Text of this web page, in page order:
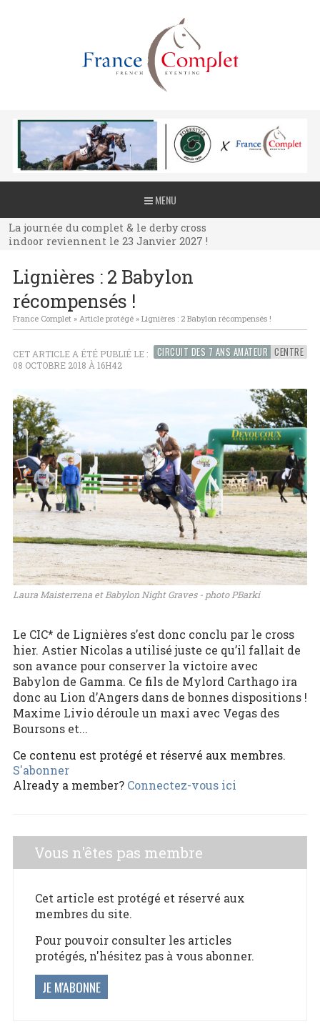
MENU
La journée du complet & le derby cross
indoor reviennent le 23 Janvier 2027 !
La journée du complet & le derby cross
indoor reviennent le 23 Janvier 2027 !
indoor reviennent le 23 Janvier 2027 !
Lignières : 2 Babylon
récompensés !
France Complet» Article protégé» Lignières : 2 Babylon récompensés !
CIRCUIT DES 7 ANS AMATEUR CENTRE
CET ARTICLE A ÉTÉ PUBLIÉ LE :
08 OCTOBRE 2018 À 16H42
Laura Maisterrena et Babylon Night Graves - photo PBarki
Le CIC* de Lignières s’est donc conclu par le cross
hier. Astier Nicolas a utilisé juste ce qu’il fallait de
son avance pour conserver la victoire avec
Babylon de Gamma. Ce fils de Mylord Carthago ira
donc au Lion d’Angers dans de bonnes dispositions !
Maxime Livio déroule un maxi avec Vegas des
Boursons et...
Ce contenu est protégé et réservé aux membres.
S'abonner
Already a member? Connectez-vous ici
Vous n'êtes pas membre
Cet article est protégé et réservé aux
membres du site.
Pour pouvoir consulter les articles
protégés, n'hésitez pas à vous abonner.
JE M'ABONNE